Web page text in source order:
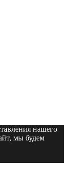
нашего
мы будем